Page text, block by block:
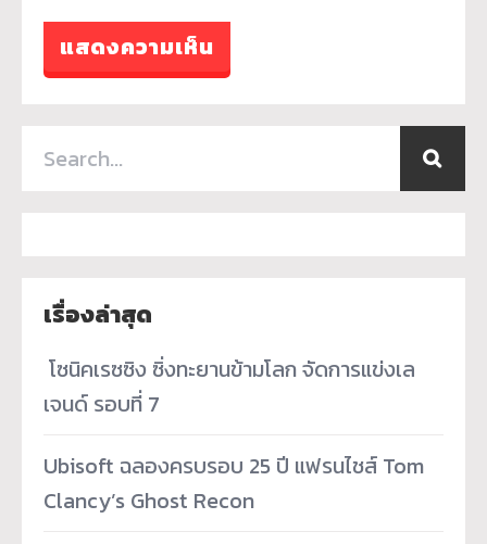
เรื่องล่าสุด
­ โซนิคเรซซิง ซิ่งทะยานข้ามโลก จัดการแข่งเล
เจนด์ รอบที่ 7
Ubisoft ฉลองครบรอบ 25 ปี แฟรนไชส์ Tom
Clancy’s Ghost Recon